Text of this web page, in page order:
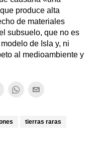
produce alta
de materiales
subsuelo, que no es
de Isla y, ni
al medioambiente y
tierras raras